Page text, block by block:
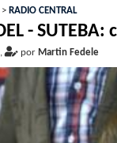
> RADIO CENTRAL
-
, por Martin Fedele